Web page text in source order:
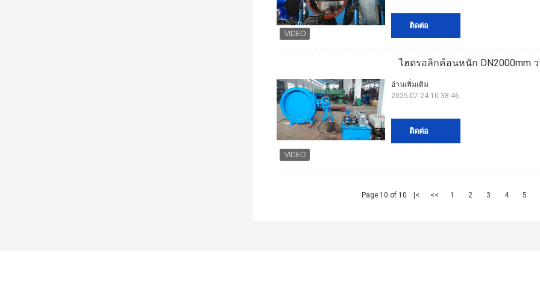
ติดต่อ
ไฮดรอลิกค้อนหนัก DN2000mm
ติดต่อ
อ่านเพิ่มเติม
2025-07-24 10:38:46
Page 10 of 10 |< << 1 2 3 4 5